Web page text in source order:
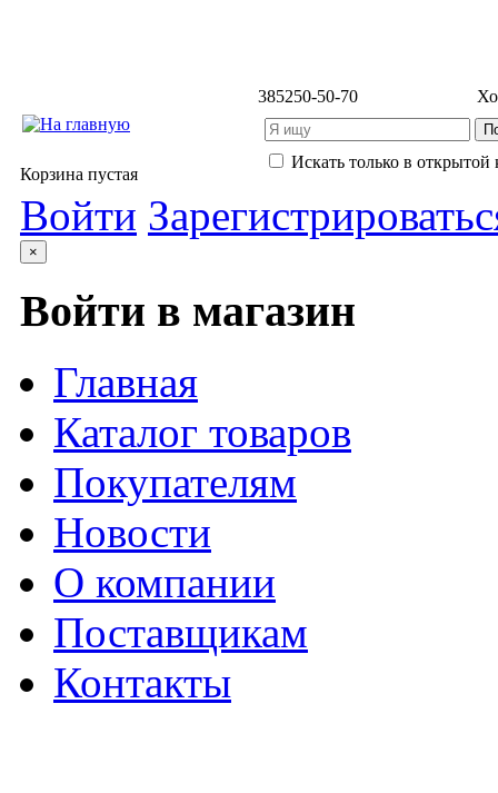
385250-50-70
Искать только в открытой
Корзина пустая
Войти
×
Войти в магазин
Главная
Каталог товаров
Покупателям
Новости
О компании
Поставщикам
Контакты